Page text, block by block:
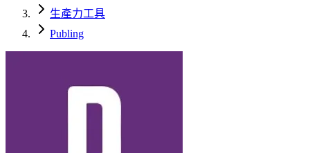
生產力工具
Publing